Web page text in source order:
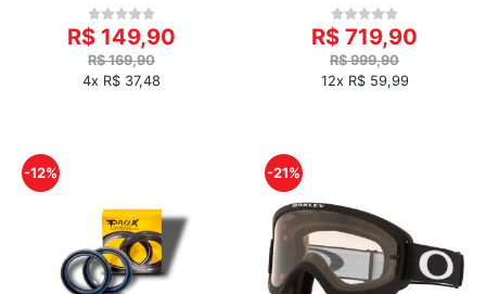
R$ 149,90
R$ 169,90
4x R$ 37,48
R$ 719,90
R$ 999,90
12x R$ 59,99
-12% -21%